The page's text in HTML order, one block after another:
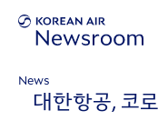
News
대한항공, 코